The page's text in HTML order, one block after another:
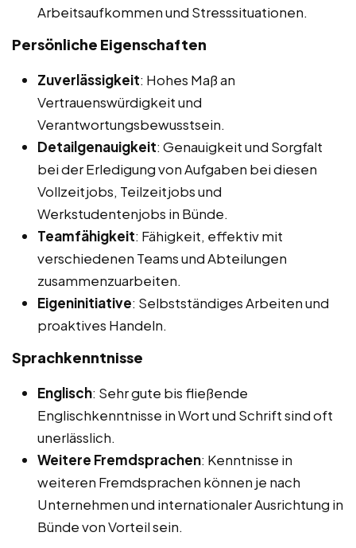
Arbeitsaufkommen und Stresssituationen.
Persönliche Eigenschaften
Zuverlässigkeit: Hohes Maß an
Vertrauenswürdigkeit und
Verantwortungsbewusstsein.
Detailgenauigkeit: Genauigkeit und Sorgfalt
bei der Erledigung von Aufgaben bei diesen
Vollzeitjobs, Teilzeitjobs und
Werkstudentenjobs in Bünde.
Teamfähigkeit: Fähigkeit, effektiv mit
verschiedenen Teams und Abteilungen
zusammenzuarbeiten.
Eigeninitiative: Selbstständiges Arbeiten und
proaktives Handeln.
Sprachkenntnisse
Englisch: Sehr gute bis fließende
Englischkenntnisse in Wort und Schrift sind oft
unerlässlich.
Weitere Fremdsprachen: Kenntnisse in
weiteren Fremdsprachen können je nach
Unternehmen und internationaler Ausrichtung in
Bünde von Vorteil sein.